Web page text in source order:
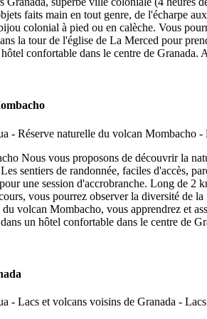
faits main en tout genre, de l'écharpe
colonial à pied ou en calèche. Vous
la tour de l'église de La Merced pour
confortable dans le centre de
Nous vous proposons de découvrir la
sentiers de randonnée, faciles d'accès,
une session d'accrobranche. Long de 2
vous pourrez observer la diversité de
volcan Mombacho, vous apprendrez et
un hôtel confortable dans le centre de